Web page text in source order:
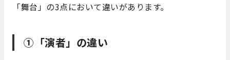
「舞台」の3点において違いがあります。
①「演者」の違い